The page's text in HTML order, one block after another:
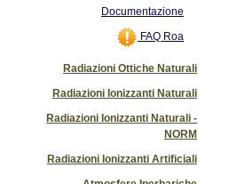
Documentazione
FAQ Roa
Radiazioni Ottiche Naturali
Radiazioni Ionizzanti Naturali
Radiazioni Ionizzanti Naturali -
NORM
Radiazioni Ionizzanti Artificiali